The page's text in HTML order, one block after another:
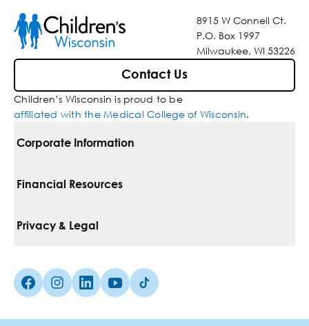
8915 W Connell Ct.
P.O. Box 1997
Milwaukee, WI 53226
Contact Us
Children’s Wisconsin is proud to be
affiliated with the Medical College of Wisconsin.
Corporate Information
For Vendors
Media Inquiries
Financial Resources
Pay Your Bill
Insurances We Accept
Privacy & Legal
Non-Discrimination Policy
Facebook (Opens in a new tab)
Instagram (Opens in a new tab)
linkedin (Opens in a new tab)
Youtube (Opens in a new tab)
Tiktok (Opens in a new tab)